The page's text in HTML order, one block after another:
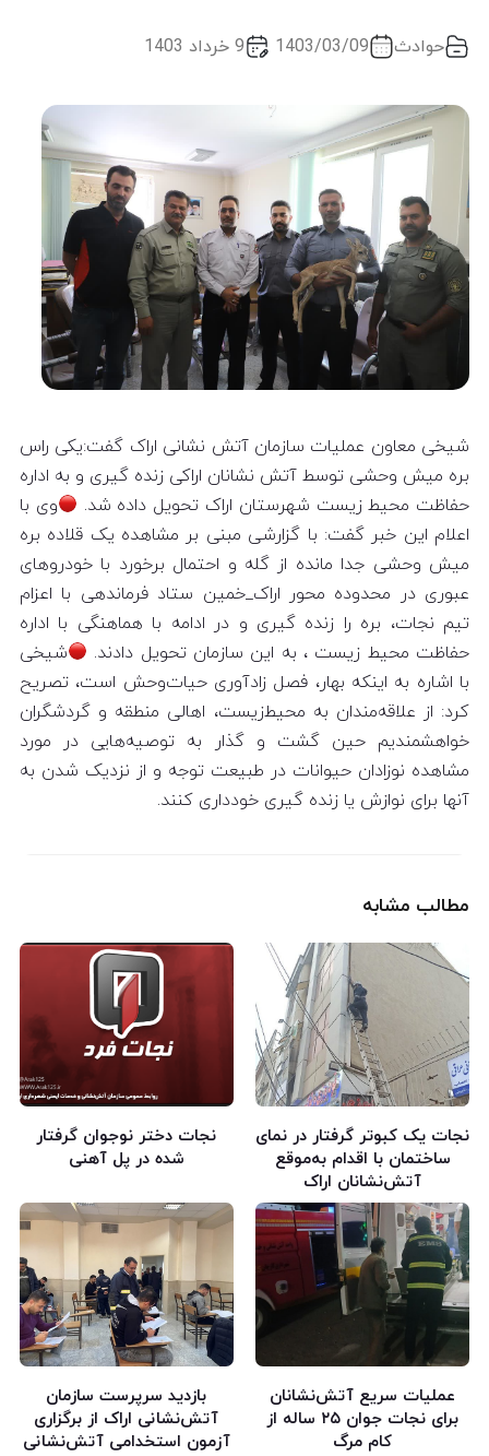
حوادث 1403/03/09 9 خرداد 1403
شیخی معاون عملیات سازمان آتش نشانی اراک گفت:یکی راس
بره میش وحشی توسط آتش نشانان اراکی زنده گیری و به اداره
حفاظت محیط زیست شهرستان اراک تحویل داده شد.
وی با
اعلام این خبر گفت: با گزارشی مبنی بر مشاهده یک قلاده بره
میش وحشی جدا مانده از گله و احتمال برخورد با خودروهای
عبوری در محدوده محور اراک_خمین ستاد فرماندهی با اعزام
تیم نجات، بره را زنده گیری و در ادامه با هماهنگی با اداره
حفاظت محیط زیست ، به این سازمان تحویل دادند.
شیخی
با اشاره به اینکه بهار، فصل زادآوری حیات‌وحش است، تصریح
کرد: از علاقه‌مندان به محیط‌زیست، اهالی منطقه و گردشگران
خواهشمندیم حین گشت و گذار به توصیه‌هایی در مورد
مشاهده نوزادان حیوانات در طبیعت توجه و از نزدیک شدن به
آنها برای نوازش یا زنده گیری خودداری کنند.
مطالب مشابه
نجات یک کبوتر گرفتار در نمای
ساختمان با اقدام به‌موقع
آتش‌نشانان اراک
نجات دختر نوجوان گرفتار
شده در پل آهنی
عملیات سریع آتش‌نشانان
برای نجات جوان ۲۵ ساله از
کام مرگ
بازدید سرپرست سازمان
آتش‌نشانی اراک از برگزاری
آزمون استخدامی آتش‌نشانی